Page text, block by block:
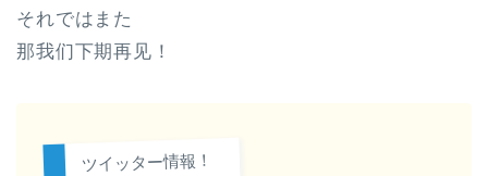
それではまた
那我们下期再见！
ツイッター情報！